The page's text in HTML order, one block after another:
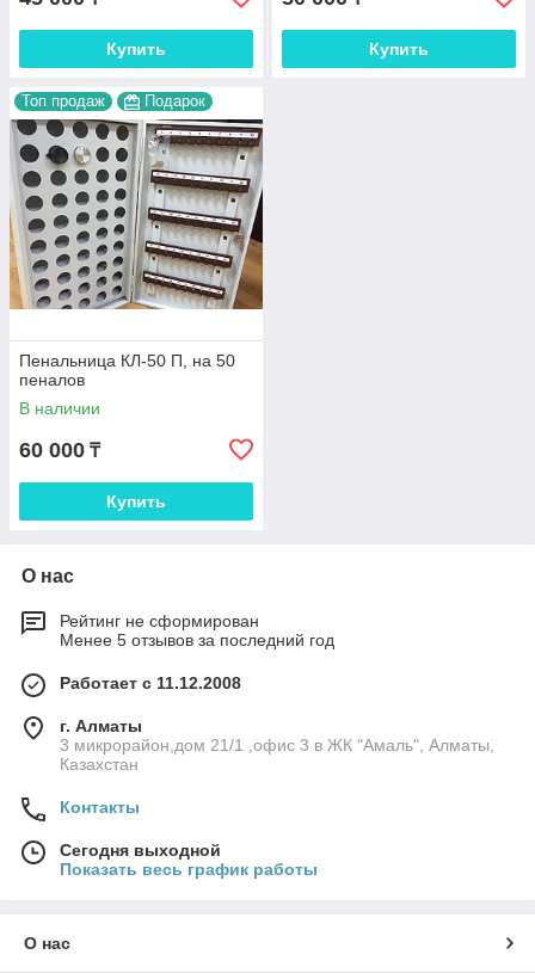
Купить Купить
Топ продаж Подарок
Пенальница КЛ-50 П, на 50
пеналов
В наличии
60 000 ₸
Купить
О нас
Рейтинг не сформирован
Менее 5 отзывов за последний год
Работает с 11.12.2008
г. Алматы
3 микрорайон,дом 21/1 ,офис 3 в ЖК "Амаль", Алматы,
Казахстан
Контакты
Сегодня выходной
Показать весь график работы
О нас